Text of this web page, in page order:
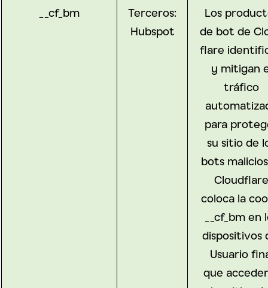
__cf_bm
Terceros:
Hubspot
Los
de bot de
flare
y mitigan
tráfico
para
su sitio de
bots
Cloudflare
coloca la
__cf_bm en
dispositivos
Usuario
que